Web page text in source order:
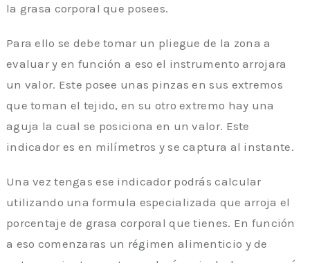
la grasa corporal que posees.
Para ello se debe tomar un pliegue de la zona a
evaluar y en función a eso el instrumento arrojara
un valor. Este posee unas pinzas en sus extremos
que toman el tejido, en su otro extremo hay una
aguja la cual se posiciona en un valor. Este
indicador es en milímetros y se captura al instante.
Una vez tengas ese indicador podrás calcular
utilizando una formula especializada que arroja el
porcentaje de grasa corporal que tienes. En función
a eso comenzaras un régimen alimenticio y de